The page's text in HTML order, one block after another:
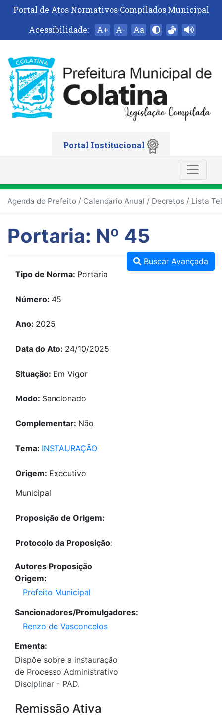
Portal de Atos Normativos Compilados Municipal
Acessibilidade:
A+ A- Aa
Portal Institucional
Agenda do Prefeito / Calendário Anual / Decretos / Lista
Portaria: Nº 45
Buscar Avançada
Tipo de Norma: Portaria
Número: 45
Ano: 2025
Data do Ato: 24/10/2025
Situação: Em Vigor
Modo: Sancionado
Complementar: Não
Tema: INSTAURAÇÃO
Origem: Executivo
Municipal
Proposição de Origem:
Protocolo da Proposição:
Autores Proposição
Origem:
Prefeito Municipal
Sancionadores/Promulgadores:
Renzo de Vasconcelos
Ementa:
Dispõe sobre a instauração
de Processo Administrativo
Disciplinar - PAD.
Remissão Ativa